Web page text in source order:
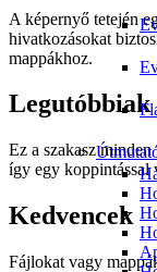
A képernyő tetején
hivatkozásokat
mappákhoz.
Legutóbbiak
Ez a szakasz
így egy koppintással
Kedvencek
Fájlokat vagy